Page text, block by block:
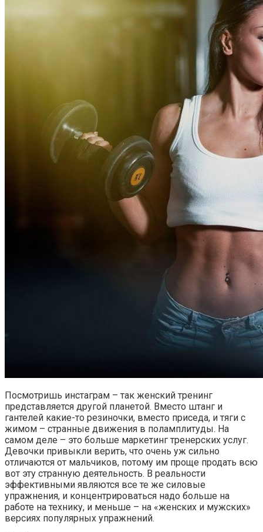
Посмотришь инстаграм – так женский тренинг
представляется другой планетой. Вместо штанг и
гантелей какие-то резиночки, вместо приседа, и тяги с
жимом – странные движения в поламплитуды. На
самом деле – это больше маркетинг тренерских услуг.
Девочки привыкли верить, что очень уж сильно
отличаются от мальчиков, потому им проще продать всю
вот эту странную деятельность. В реальности
эффективными являются все те же силовые
упражнения, и концентрироваться надо больше на
работе на технику, и меньше – на «женских и мужских»
версиях популярных упражнений.